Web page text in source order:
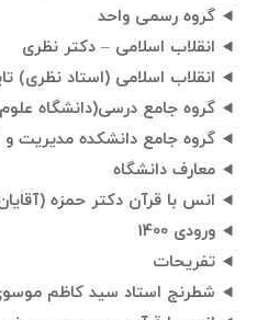
گروه رسمی واحد
انقلاب اسلامی – دکتر نظری
انقلاب اسلامی (استاد نظری) تایم ۳شنبه
گروه جامع درسی(دانشگاه
گروه جامع دانشکده مدیریت و
معارف دانشگاه
انس با قرآن دکتر حمزه
ورودی 1400
تفریحات
شطرنج استاد سید کاظم